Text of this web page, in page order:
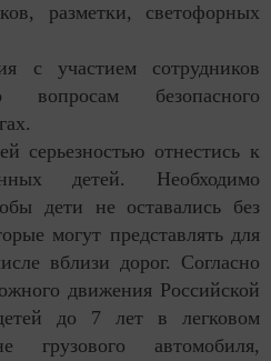
разметки, светофорных
с участием сотрудников
вопросам безопасного
серьезностью отнестись к
детей. Необходимо
дети не оставались без
могут представлять для
вблизи дорог. Согласно
движения Российской
до 7 лет в легковом
грузового автомобиля,